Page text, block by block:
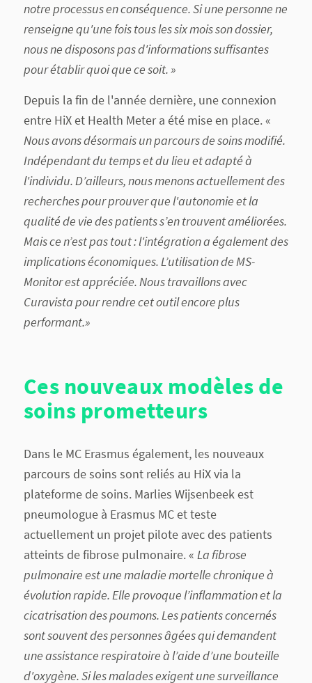
notre processus en conséquence. Si une personne ne
renseigne qu'une fois tous les six mois son dossier,
nous ne disposons pas d'informations suffisantes
pour établir quoi que ce soit. »
Depuis la fin de l'année dernière, une connexion
entre HiX et Health Meter a été mise en place. «
Nous avons désormais un parcours de soins modifié.
Indépendant du temps et du lieu et adapté à
l'individu. D’ailleurs, nous menons actuellement des
recherches pour prouver que l'autonomie et la
qualité de vie des patients s’en trouvent améliorées.
Mais ce n’est pas tout : l'intégration a également des
implications économiques. L’utilisation de MS-
Monitor est appréciée. Nous travaillons avec
Curavista pour rendre cet outil encore plus
performant.»
Ces nouveaux modèles de
soins prometteurs
Dans le MC Erasmus également, les nouveaux
parcours de soins sont reliés au HiX via la
plateforme de soins. Marlies Wijsenbeek est
pneumologue à Erasmus MC et teste
actuellement un projet pilote avec des patients
atteints de fibrose pulmonaire. « La fibrose
pulmonaire est une maladie mortelle chronique à
évolution rapide. Elle provoque l’inflammation et la
cicatrisation des poumons. Les patients concernés
sont souvent des personnes âgées qui demandent
une assistance respiratoire à l’aide d’une bouteille
d'oxygène. Si les malades exigent une surveillance